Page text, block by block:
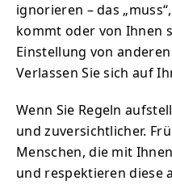
ignorieren – das
kommt oder von Ihnen
Einstellung von
Verlassen Sie sich auf
Wenn Sie Regeln
und zuversichtlicher.
Menschen, die mit
und respektieren diese